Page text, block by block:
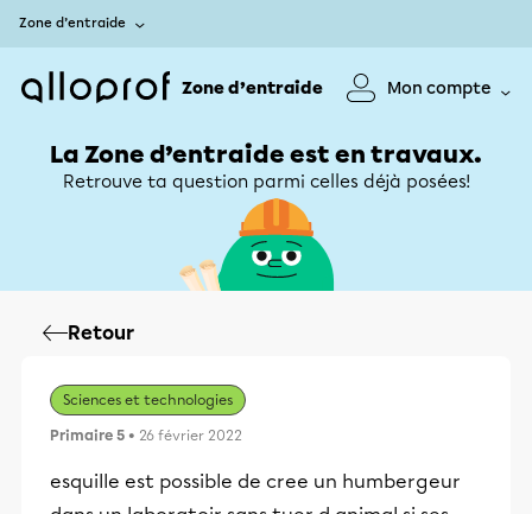
Zone d’entraide
Zone d’entraide Mon compte
La Zone d’entraide est en travaux.
Retrouve ta question parmi celles déjà posées!
Retour
Sciences et technologies
Primaire 5 • 26 février 2022
esquille est possible de cree un humbergeur